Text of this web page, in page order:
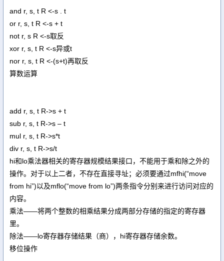
and r, s, t R <-s . t
or r, s, t R <-s + t
not r, s R <-s取反
xor r, s, t R <-s异或t
nor r, s, t R <-(s+t)再取反
算数运算
add r, s, t R->s + t
sub r, s, t R->s – t
mul r, s, t R->s*t
div r, s, t R->s/t
hi和lo乘法器相关的寄存器规模结果接口，不能用于乘和除之外的
操作。对于以上二者，不存在直接寻址；必须要通过mfhi(“move
from hi”)以及mflo(“move from lo”)两条指令分别来进行访问对应的
内容。
乘法——将两个整数的相乘结果分成两部分存储的指定的寄存器
里。
除法——lo寄存器存储结果（商），hi寄存器存储余数。
移位操作